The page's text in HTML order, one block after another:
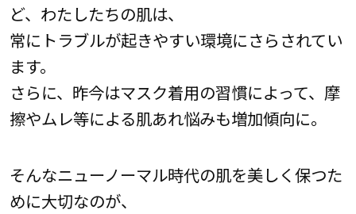
ど、わたしたちの肌は、
常にトラブルが起きやすい環境にさらされてい
ます。
さらに、昨今はマスク着用の習慣によって、摩
擦やムレ等による肌あれ悩みも増加傾向に。
そんなニューノーマル時代の肌を美しく保つた
めに大切なのが、